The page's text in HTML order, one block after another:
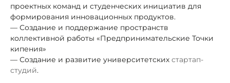
проектных команд и студенческих инициатив для
формирования инновационных продуктов.
— Создание и поддержание пространств
коллективной работы «Предпринимательские Точки
кипения»
— Создание и развитие университетских стартап-
студий.